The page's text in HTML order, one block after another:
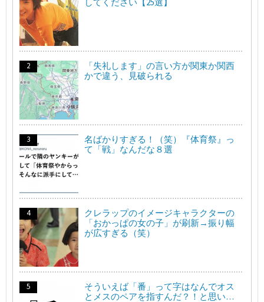
「失礼します」の言い方が関東か関西
かで違う、見破られる
名ばかりすぎる！（笑）『体育祭』っ
て「戦」なんだな８選
クレラップのイメージキャラクターの
「おかっぱの女の子」が刷新→振り幅
が広すぎる（笑）
そういえば「番」って字はなんでオス
とメスのペアを指すんだ？！と思い…